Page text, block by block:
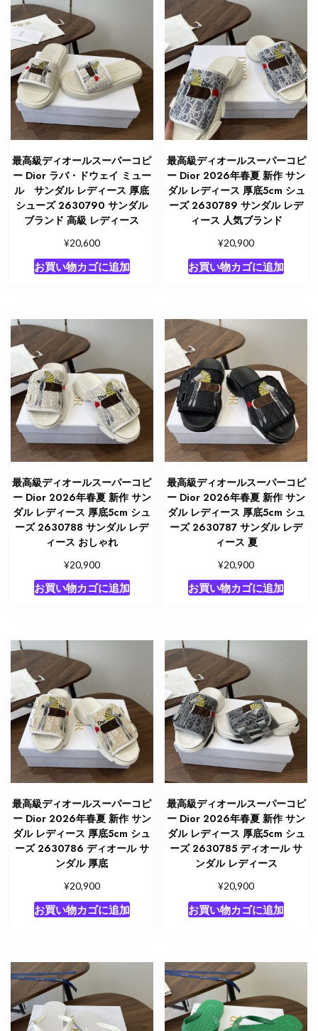
最高級ディオールスーパーコピ
ー Dior ラバ・ドウェイ ミュー
ル サンダル レディース 厚底
シューズ 2630790 サンダル
ブランド 高級 レディース
¥20,600
お買い物カゴに追加
最高級ディオールスーパーコピ
ー Dior 2026年春夏 新作 サン
ダル レディース 厚底5cm シュ
ーズ 2630789 サンダル レデ
ィース 人気ブランド
¥20,900
お買い物カゴに追加
最高級ディオールスーパーコピ
ー Dior 2026年春夏 新作 サン
ダル レディース 厚底5cm シュ
ーズ 2630788 サンダル レデ
ィース おしゃれ
¥20,900
お買い物カゴに追加
最高級ディオールスーパーコピ
ー Dior 2026年春夏 新作 サン
ダル レディース 厚底5cm シュ
ーズ 2630787 サンダル レデ
ィース 夏
¥20,900
お買い物カゴに追加
最高級ディオールスーパーコピ
ー Dior 2026年春夏 新作 サン
ダル レディース 厚底5cm シュ
ーズ 2630786 ディオール サ
ンダル 厚底
¥20,900
お買い物カゴに追加
最高級ディオールスーパーコピ
ー Dior 2026年春夏 新作 サン
ダル レディース 厚底5cm シュ
ーズ 2630785 ディオール サ
ンダル レディース
¥20,900
お買い物カゴに追加